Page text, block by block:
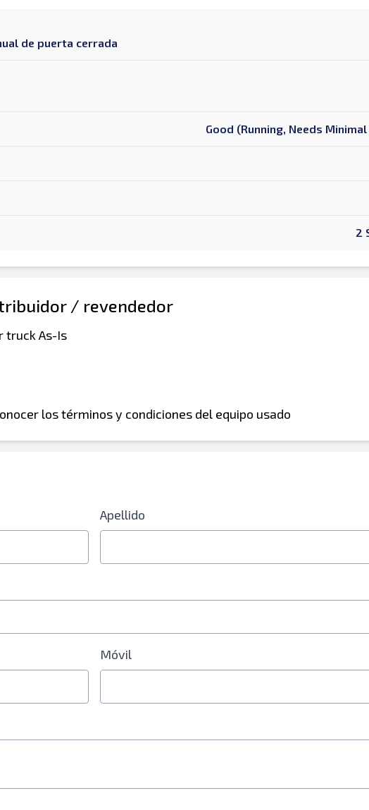
de puerta cerrada
Good (Running, Needs
2
/ revendedor
truck As-Is
los términos y condiciones del equipo usado
Apellido
Móvil
correo electrónico o número de teléfono móvil
móvil